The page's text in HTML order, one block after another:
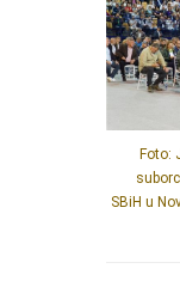
Foto:
SBiH u